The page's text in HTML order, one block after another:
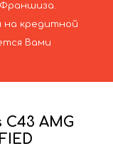
на кредитной
Вами
AMG